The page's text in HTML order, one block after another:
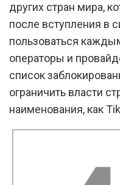
других стран мира,
после вступления в
пользоваться
операторы и
список
ограничить власти
наименования, как